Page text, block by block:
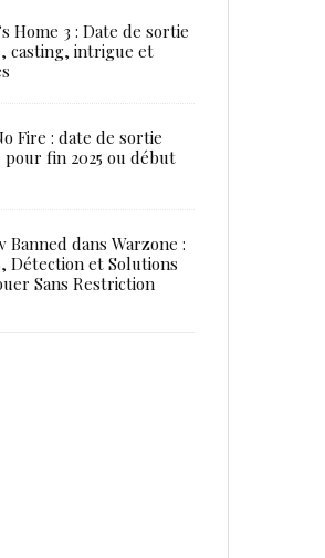
Home 3 : Date de sortie
casting, intrigue et
Fire : date de sortie
pour fin 2025 ou début
Banned dans Warzone :
Détection et Solutions
Sans Restriction